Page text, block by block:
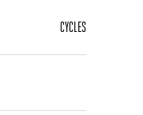
CYCLES